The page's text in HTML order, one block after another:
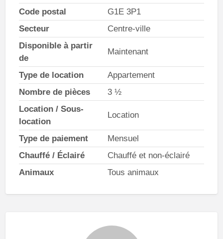
Code postal
G1E 3P1
Secteur
Centre-ville
Disponible à partir
de
Maintenant
Type de location
Appartement
Nombre de pièces
3 ½
Location / Sous-
location
Location
Type de paiement
Mensuel
Chauffé / Éclairé
Chauffé et non-éclairé
Animaux
Tous animaux